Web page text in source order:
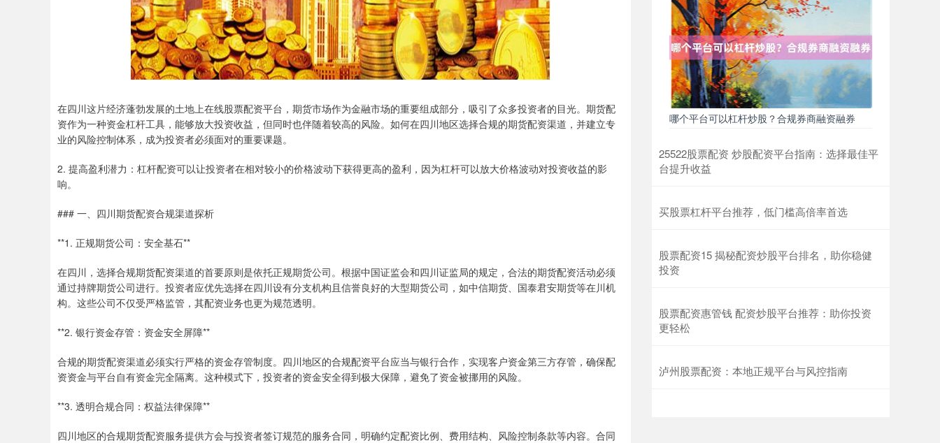
在四川这片经济蓬勃发展的土地上在线股票配资平台，期货市场作为金融市场的重要组成部分，吸引了众多投资者的目光。期货配
资作为一种资金杠杆工具，能够放大投资收益，但同时也伴随着较高的风险。如何在四川地区选择合规的期货配资渠道，并建立专
业的风险控制体系，成为投资者必须面对的重要课题。
2. 提高盈利潜力：杠杆配资可以让投资者在相对较小的价格波动下获得更高的盈利，因为杠杆可以放大价格波动对投资收益的影
响。
### 一、四川期货配资合规渠道探析
**1. 正规期货公司：安全基石**
在四川，选择合规期货配资渠道的首要原则是依托正规期货公司。根据中国证监会和四川证监局的规定，合法的期货配资活动必须
通过持牌期货公司进行。投资者应优先选择在四川设有分支机构且信誉良好的大型期货公司，如中信期货、国泰君安期货等在川机
构。这些公司不仅受严格监管，其配资业务也更为规范透明。
**2. 银行资金存管：资金安全屏障**
合规的期货配资渠道必须实行严格的资金存管制度。四川地区的合规配资平台应当与银行合作，实现客户资金第三方存管，确保配
资资金与平台自有资金完全隔离。这种模式下，投资者的资金安全得到极大保障，避免了资金被挪用的风险。
**3. 透明合规合同：权益法律保障**
四川地区的合规期货配资服务提供方会与投资者签订规范的服务合同，明确约定配资比例、费用结构、风险控制条款等内容。合同
哪个平台可以杠杆炒股？合规券商融资融券
25522股票配资 炒股配资平台指南：选择最佳平
台提升收益
买股票杠杆平台推荐，低门槛高倍率首选
股票配资15 揭秘配资炒股平台排名，助你稳健
投资
股票配资惠管钱 配资炒股平台推荐：助你投资
更轻松
泸州股票配资：本地正规平台与风控指南